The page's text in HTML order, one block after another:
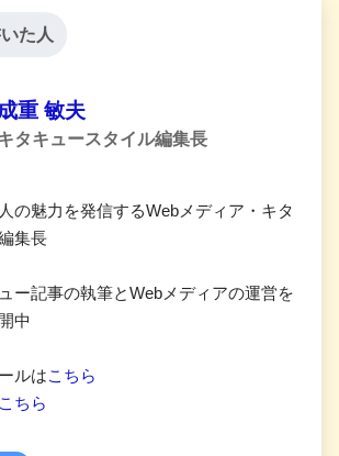
た人
重 敏夫
タキュースタイル編集長
の魅力を発信するWebメディア・キタ
集長
ー記事の執筆とWebメディアの運営を
中
ルはこちら
こちら